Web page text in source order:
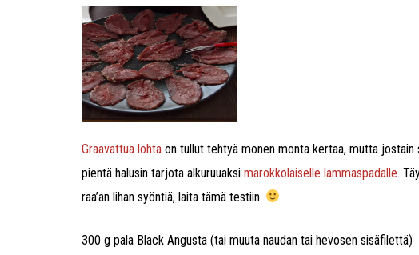
Graavattua lohta on tullut tehtyä monen monta kertaa, mutta
pientä halusin tarjota alkuruuaksi marokkolaiselle lammaspadalle.
raa’an lihan syöntiä, laita tämä testiin.
300 g pala Black Angusta (tai muuta naudan tai hevosen sisäfilettä)